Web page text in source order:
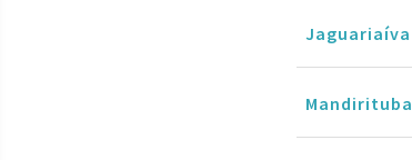
Jaguariaíva
Mandirituba